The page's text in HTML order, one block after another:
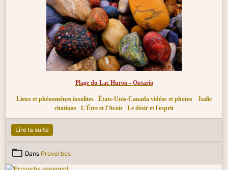
Plage du Lac Huron - Ontario
Lieux et phénomènes insolites États-Unis-Canada vidéos et photos
Italie
citations
L'Être et l'Avoir Le désir et l'esprit
Lire la suite
Dans Proverbes